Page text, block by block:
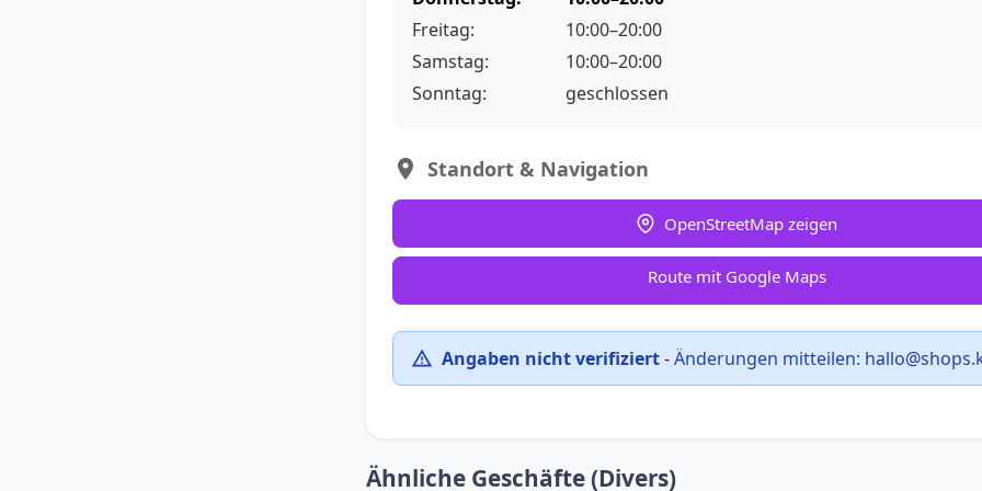
Freitag:
10:00–20:00
Samstag:
10:00–20:00
Sonntag:
geschlossen
Standort & Navigation
OpenStreetMap zeigen
Route mit Google Maps
Angaben nicht verifiziert-Änderungen mitteilen:
Ähnliche Geschäfte (Divers)